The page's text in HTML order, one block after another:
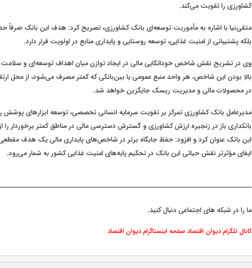
کشاورزی را تقویت می‌کند.
متقی‌نیا با اشاره به مأموریت توسعه‌ای بانک کشاورزی، تصریح کرد: هدف این بانک صرفاً
بلکه پشتیبانی از امنیت غذایی، توسعه روستایی و پایداری منابع در اولویت قرار دارد.
وی در تشریح نقش شاخص خوداتکایی مالی در ایجاد توازن میان اهداف توسعه‌ای و
بالا بودن این شاخص، هر واحد منبع عمومی یا بین‌بانکی که کمتر مصرف می‌شود، از محل
در محصولات مالی و مدیریت ریسک جایگزین خواهد شد.
مدیرعامل بانک کشاورزی تمرکز بر تقویت سرمایه انسانی تخصصی، توسعه ابزارهای پوشش
بانکداری باز در زنجیره ارزش کشاورزی و گسترش دسترسی مالی در مناطق کمتر برخوردار را
این بانک عنوان کرد و افزود: حفظ جایگاه برتر در شاخص‌های پایداری مالی یک هدف
ایفای مؤثرتر نقش حیاتی این بانک در تحکیم پایه‌های امنیت غذایی کشور به شمار می‌رود.
ما را در شبکه های اجتماعی دنبال کنید.
کانال تلگرام دیوان اقتصادصفحه اینستاگرام دیوان اقتصاد